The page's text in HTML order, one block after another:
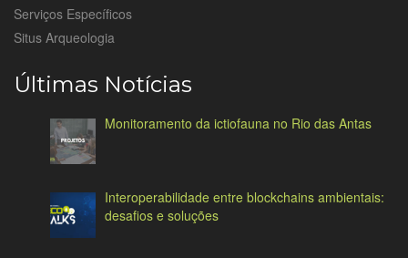
Serviços Específicos
Situs Arqueologia
Últimas Notícias
Monitoramento da ictiofauna no Rio das Antas
Interoperabilidade entre blockchains ambientais:
desafios e soluções